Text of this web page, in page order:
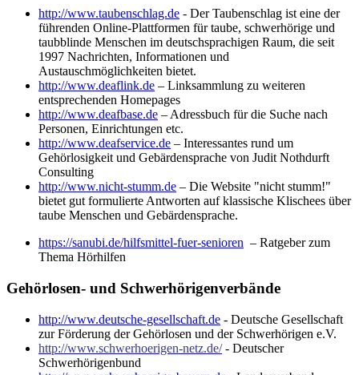
http://www.taubenschlag.de - Der Taubenschlag ist eine der
führenden Online-Plattformen für taube, schwerhörige und
taubblinde Menschen im deutschsprachigen Raum, die seit
1997 Nachrichten, Informationen und
Austauschmöglichkeiten bietet.
http://www.deaflink.de – Linksammlung zu weiteren
entsprechenden Homepages
http://www.deafbase.de – Adressbuch für die Suche nach
Personen, Einrichtungen etc.
http://www.deafservice.de – Interessantes rund um
Gehörlosigkeit und Gebärdensprache von Judit Nothdurft
Consulting
http://www.nicht-stumm.de – Die Website "nicht stumm!"
bietet gut formulierte Antworten auf klassische Klischees über
taube Menschen und Gebärdensprache.
https://sanubi.de/hilfsmittel-fuer-senioren – Ratgeber zum
Thema Hörhilfen
Gehörlosen- und Schwerhörigenverbände
http://www.deutsche-gesellschaft.de - Deutsche Gesellschaft
zur Förderung der Gehörlosen und der Schwerhörigen e.V.
http://www.schwerhoerigen-netz.de/- Deutscher
Schwerhörigenbund